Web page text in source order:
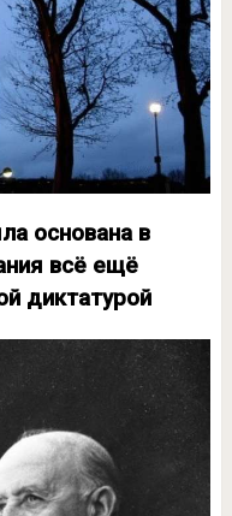
основана в
всё ещё
диктатурой